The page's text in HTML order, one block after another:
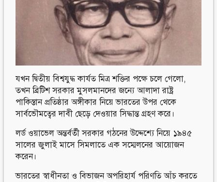
Google+
Instagram
Engage with us
Invite Jumjournal Team
Be a representative
Be a partner
Be a volunteer
যখন দ্বিতীয় বিশ্বযুদ্ধ কার্যত মিত্র শক্তির পক্ষে চলে গেলো,
তখন ব্রিটিশ সরকার মুসলমানদের জন্যে আলাদা রাষ্ট্র
পাকিস্তান প্রতিষ্ঠার অঙ্গীকার নিয়ে ভারতের উপর থেকে
সার্বভৌমত্বের দাবী ছেড়ে দেওয়ার সিদ্ধান্ত গ্রহণ করে।
লর্ড ওয়াভেল অন্তর্বর্তী সরকার গঠনের উদ্দেশ্যে নিয়ে ১৯৪৫
সালের জুলাই মাসে সিমলাতে এক সম্মেলনের আয়োজন
করেন।
ভারতের স্বাধীনতা ও বিভাজন অপরিহার্য পরিণতি আঁচ করতে